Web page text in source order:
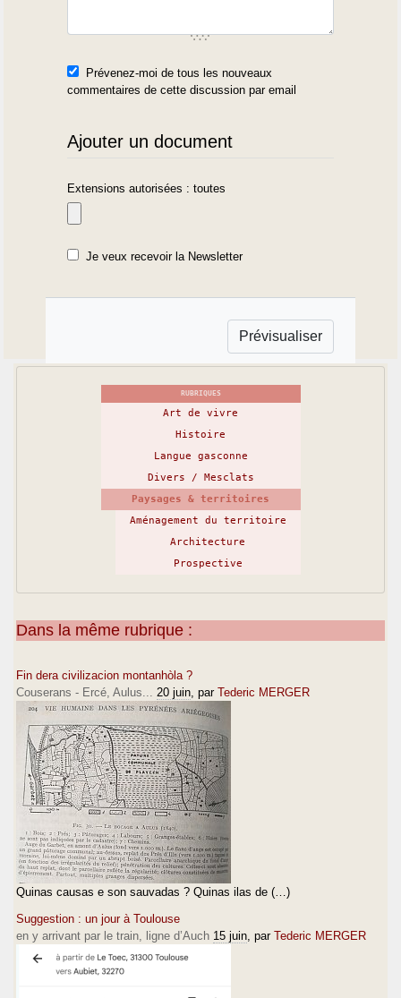
Prévenez-moi de tous les nouveaux
commentaires de cette discussion par email
Ajouter un document
Extensions autorisées : toutes
Je veux recevoir la Newsletter
RUBRIQUES
Art de vivre
Histoire
Langue gasconne
Divers / Mesclats
Paysages & territoires
Aménagement du territoire
Architecture
Prospective
Dans la même rubrique :
Fin dera civilizacion montanhòla ?
Couserans - Ercé, Aulus...
20 juin , par Tederic MERGER
Quinas causas e son sauvadas ? Quinas ilas de (…)
Suggestion : un jour à Toulouse
en y arrivant par le train, ligne d’Auch 15 juin , par Tederic MERGER